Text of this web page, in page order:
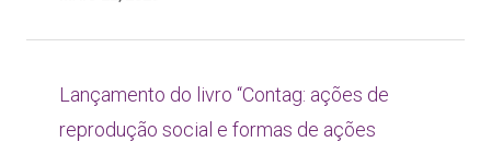
Lançamento do livro “Contag: ações de
reprodução social e formas de ações